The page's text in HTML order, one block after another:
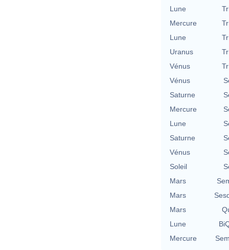
Lune
Mercure
Lune
Uranus
Vénus
Vénus
Saturne
Mercure
Lune
Saturne
Vénus
Soleil
Mars
Mars
Mars
Lune
Mercure